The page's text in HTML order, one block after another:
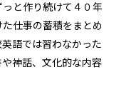
と作り続けて４０年
仕事の蓄積をまとめ
語では習わなかった
神話、文化的な内容